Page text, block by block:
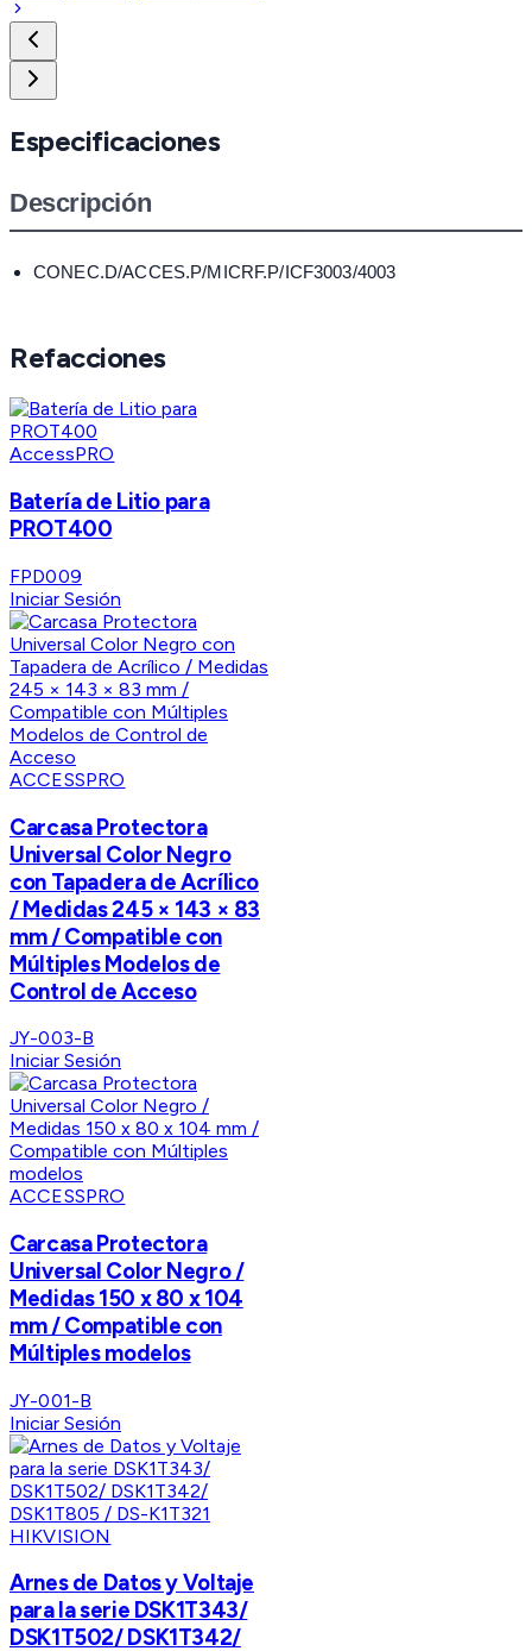
Especificaciones
Descripción
CONEC.D/ACCES.P/MICRF.P/ICF3003/4003
Refacciones
AccessPRO
Batería de Litio para
PROT400
FPD009
Iniciar Sesión
ACCESSPRO
Carcasa Protectora
Universal Color Negro
con Tapadera de Acrílico
/ Medidas 245 × 143 × 83
mm / Compatible con
Múltiples Modelos de
Control de Acceso
JY-003-B
Iniciar Sesión
ACCESSPRO
Carcasa Protectora
Universal Color Negro /
Medidas 150 x 80 x 104
mm / Compatible con
Múltiples modelos
JY-001-B
Iniciar Sesión
HIKVISION
Arnes de Datos y Voltaje
para la serie DSK1T343/
DSK1T502/ DSK1T342/